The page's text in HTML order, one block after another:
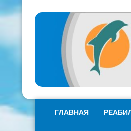
ГЛАВНАЯ